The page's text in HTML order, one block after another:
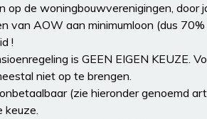
op de woningbouwverenigingen, door
van AOW aan minimumloon (dus
!
is GEEN EIGEN KEUZE.
niet op te brengen.
(zie hieronder genoemd
keuze.